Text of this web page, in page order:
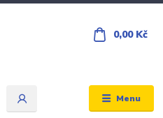
Menu
0,00 Kč